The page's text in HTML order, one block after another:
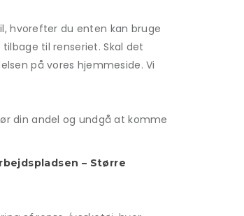
hvorefter du enten kan bruge
til renseriet. Skal det
på vores hjemmeside. Vi
din andel og undgå at komme
– Større